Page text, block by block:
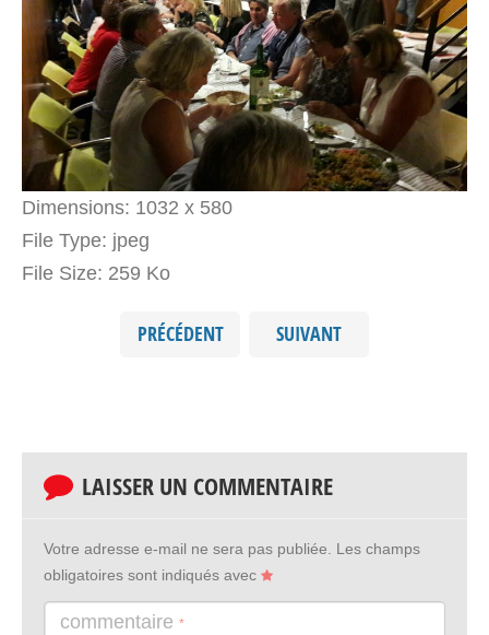
Dimensions: 1032 x 580
File Type: jpeg
File Size: 259 Ko
PRÉCÉDENT SUIVANT
LAISSER UN COMMENTAIRE
Votre adresse e-mail ne sera pas publiée. Les champs
obligatoires sont indiqués avec
commentaire *